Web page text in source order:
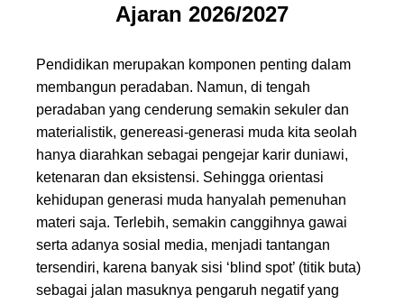
Ajaran 2026/2027
Pendidikan merupakan komponen penting dalam
membangun peradaban. Namun, di tengah
peradaban yang cenderung semakin sekuler dan
materialistik, genereasi-generasi muda kita seolah
hanya diarahkan sebagai pengejar karir duniawi,
ketenaran dan eksistensi. Sehingga orientasi
kehidupan generasi muda hanyalah pemenuhan
materi saja. Terlebih, semakin canggihnya gawai
serta adanya sosial media, menjadi tantangan
tersendiri, karena banyak sisi ‘blind spot’ (titik buta)
sebagai jalan masuknya pengaruh negatif yang